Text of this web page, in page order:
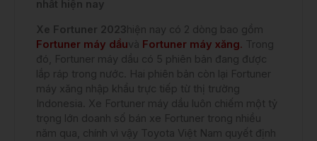
nhất hiện nay
Xe Fortuner 2023hiện nay có 2 dòng bao gồm
Fortuner máy dầuvà Fortuner máy xăng. Trong
đó, Fortuner máy dầu có 5 phiên bản đang được
lắp ráp trong nước. Hai phiên bản còn lại Fortuner
máy xăng nhập khẩu trực tiếp từ thị trường
Indonesia. Xe Fortuner máy dầu luôn chiếm một tỷ
trọng lớn doanh số bán xe Fortuner trong nhiều
năm qua, chính vì vậy Toyota Việt Nam quyết định